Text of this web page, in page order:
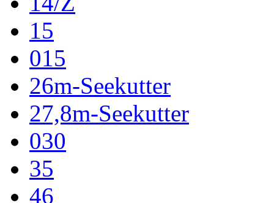
15
015
26m-Seekutter
27,8m-Seekutter
030
35
46